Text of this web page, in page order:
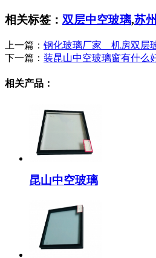
相关标签： 双层中空玻璃,苏
上一篇： 钢化玻璃厂家 机房双层
下一篇： 装昆山中空玻璃窗有什么
相关产品：
昆山中空玻璃